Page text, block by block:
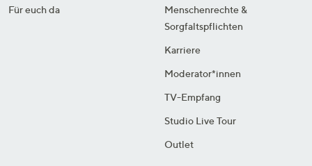
Für euch da
Menschenrechte &
Sorgfaltspflichten
Karriere
Moderator*innen
TV-Empfang
Studio Live Tour
Outlet